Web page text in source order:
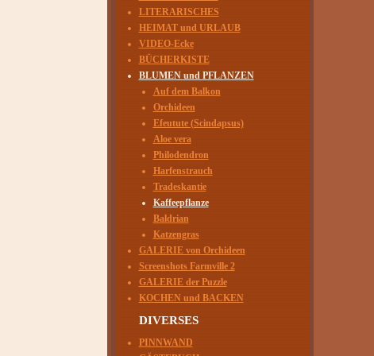
LITERARISCHES
HEIMAT und URLAUB
VIDEO-Ecke
BÜCHERKISTE
BLUMEN und PFLANZEN
Auf dem Balkon
Orchideen
Efeutute (Scindapsus)
Aloe vera
Philodendron
Harfenstrauch
Tradeskantie
Kaffeepflanze
Baldrian
Katzengras
GALERIE von Orchideen
Screenshots Farmville 2
GALERIE der Puzzle
KOCHEN und BACKEN
DIVERSES
PINNWAND